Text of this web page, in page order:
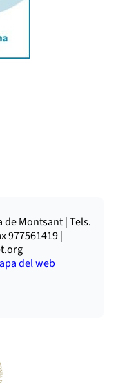
de Montsant | Tels.
977561419 |
del web